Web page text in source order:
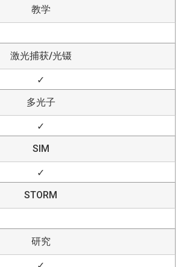
教学
激光捕获/光镊
✓
多光子
✓
SIM
✓
STORM
研究